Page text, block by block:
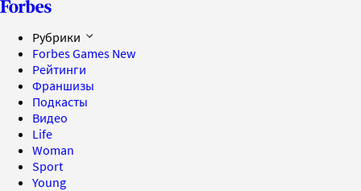
Рубрики
Forbes Games New
Рейтинги
Франшизы
Подкасты
Видео
Life
Woman
Sport
Young